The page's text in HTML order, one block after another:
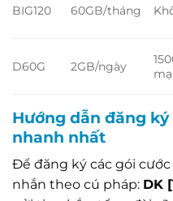
BIG120 60GB/tháng
D60G 2GB/ngày
Hướng dẫn đăng
nhanh nhất
Để đăng ký các gói
nhắn theo cú pháp: DK